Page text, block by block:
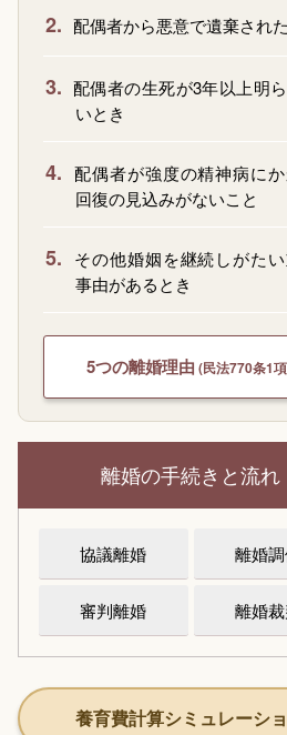
2. 配偶者から悪意で遺棄され
3. 配偶者の生死が3年以上明
いとき
4. 配偶者が強度の精神病にか
回復の見込みがないこと
5.
その他婚姻を継続しがた
事由があるとき
5つの離婚理由 (民法770条1
離婚の手続きと流れ
協議離婚 離婚
審判離婚 離婚
養育費計算シミュレーシ